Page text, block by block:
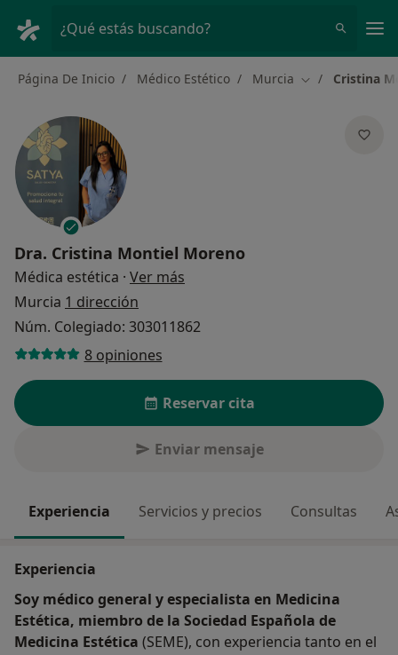
¿Qué estás buscando?
Página De Inicio Médico Estético Murcia Cambiar de
Cristina
Dra. Cristina Montiel Moreno
Médica estética · Ver más
Murcia 1 dirección
Núm. Colegiado: 303011862
8 opiniones
Reservar cita
Enviar mensaje
Experiencia Servicios y precios Consultas
Experiencia
Soy médico general y especialista en Medicina
Estética, miembro de la Sociedad Española de
Medicina Estética (SEME), con experiencia tanto en el